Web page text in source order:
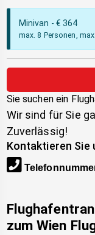
Minivan - €364
max. 8 Personen,
Sie suchen ein
Wir sind für Sie
Zuverlässig!
Kontaktieren Sie
zum Wien